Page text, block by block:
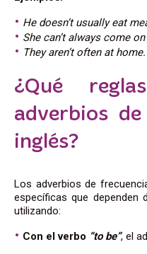
He doesn’t usually eat
She can’t always come
They aren’t often at home.
¿Qué
adverbios
inglés?
Los adverbios de
específicas que dependen
utilizando:
Con el verbo “to be”, el